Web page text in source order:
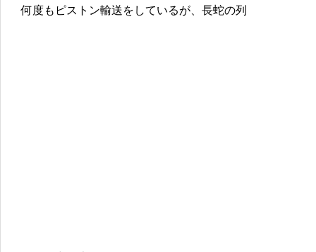
何度もピストン輸送をしているが、長蛇の列